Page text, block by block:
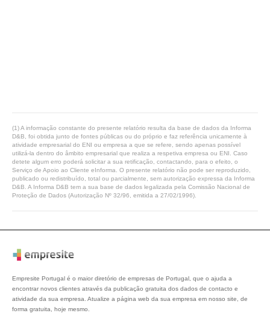
(1) A informação constante do presente relatório resulta da base de dados da Informa
D&B, foi obtida junto de fontes públicas ou do próprio e faz referência unicamente à
atividade empresarial do ENI ou empresa a que se refere, sendo apenas possível
utilizá-la dentro do âmbito empresarial que realiza a respetiva empresa ou ENI. Caso
detete algum erro poderá solicitar a sua retificação, contactando, para o efeito, o
Serviço de Apoio ao Cliente eInforma. O presente relatório não pode ser reproduzido,
publicado ou redistribuído, total ou parcialmente, sem autorização expressa da Informa
D&B. A Informa D&B tem a sua base de dados legalizada pela Comissão Nacional de
Proteção de Dados (Autorização Nº 32/96, emitida a 27/02/1996).
Empresite Portugal é o maior diretório de empresas de Portugal, que o ajuda a
encontrar novos clientes através da publicação gratuita dos dados de contacto e
atividade da sua empresa. Atualize a página web da sua empresa em nosso site, de
forma gratuita, hoje mesmo.